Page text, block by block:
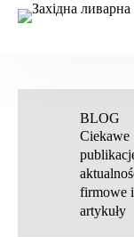
Przejdź
BLOG
Ciekawe
firmowe i
artykuły